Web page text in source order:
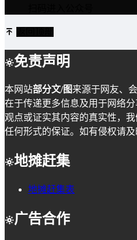
免责声明
本网站部分文/图来源于网友、
在于传递更多信息及用于网络
观点或证实其内容的真实性，
任何形式的保证。如有侵权请及
地摊赶集
地摊赶集表
广告合作